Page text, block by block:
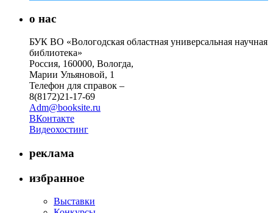
о нас
БУК ВО «Вологодская областная универсальная научная
библиотека»
Россия, 160000, Вологда,
Марии Ульяновой, 1
Телефон для справок –
8(8172)21-17-69
Adm@booksite.ru
ВКонтакте
Видеохостинг
реклама
избранное
Выставки